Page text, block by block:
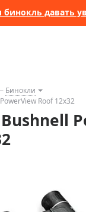
давать
Бинокли
Roof 12x32